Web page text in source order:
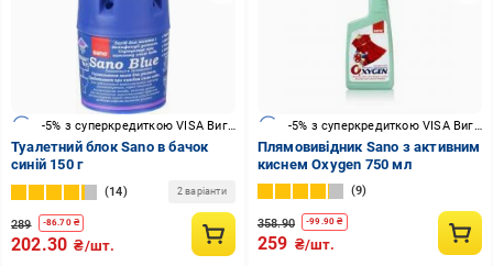
-5% з суперкредиткою VISA Вигода
Туалетний блок Sano в бачок
синій 150 г
14 2 варіанти
289 -86.70₴
202.30 ₴/шт.
Плямовивідник Sano з активним
киснем Oxygen 750 мл
9
358.90 -99.90 ₴
259 ₴/шт.